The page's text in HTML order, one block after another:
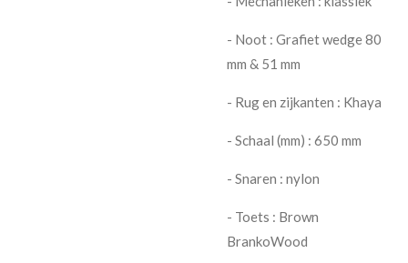
- Noot : Grafiet wedge 80
mm & 51 mm
- Rug en zijkanten : Khaya
- Schaal (mm) : 650 mm
- Snaren : nylon
- Toets : Brown
BrankoWood